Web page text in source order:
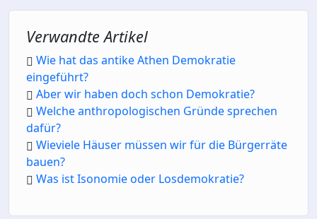
Verwandte Artikel
Wie hat das antike Athen Demokratie
eingeführt?
Aber wir haben doch schon Demokratie?
Welche anthropologischen Gründe sprechen
dafür?
Wieviele Häuser müssen wir für die Bürgerräte
bauen?
Was ist Isonomie oder Losdemokratie?